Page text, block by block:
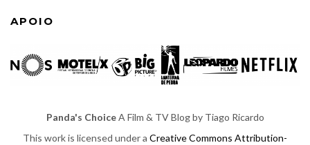
APOIO
Panda's ChoiceA Film & TV Blog by Tiago Ricardo
This work is licensed under a Creative Commons Attribution-